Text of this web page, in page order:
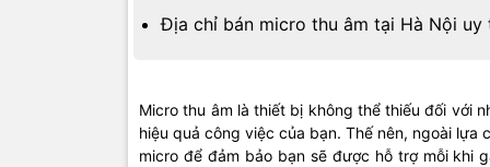
Địa chỉ bán micro thu âm tại Hà Nội uy
Micro thu âm là thiết bị không thể thiếu đối với
hiệu quả công việc của bạn. Thế nên, ngoài
micro để đảm bảo bạn sẽ được hỗ trợ mỗi khi